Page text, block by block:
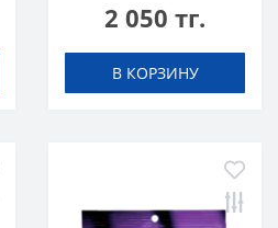
2 050 тг.
В КОРЗИНУ